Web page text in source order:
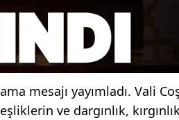
mesajı yayımladı. Vali
ve dargınlık,